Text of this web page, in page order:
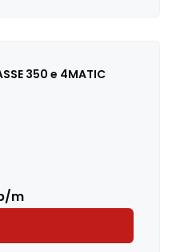
350 e 4MATIC
m